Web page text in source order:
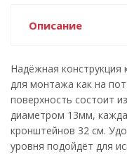
Описание
Надёжная конструкция
для монтажа как на
поверхность состоит
диаметром 13мм,
кронштейнов 32 см.
уровня подойдёт для